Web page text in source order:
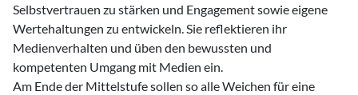
Selbstvertrauen zu stärken und Engagement sowie eigene
Wertehaltungen zu entwickeln. Sie reflektieren ihr
Medienverhalten und üben den bewussten und
kompetenten Umgang mit Medien ein.
Am Ende der Mittelstufe sollen so alle Weichen für eine